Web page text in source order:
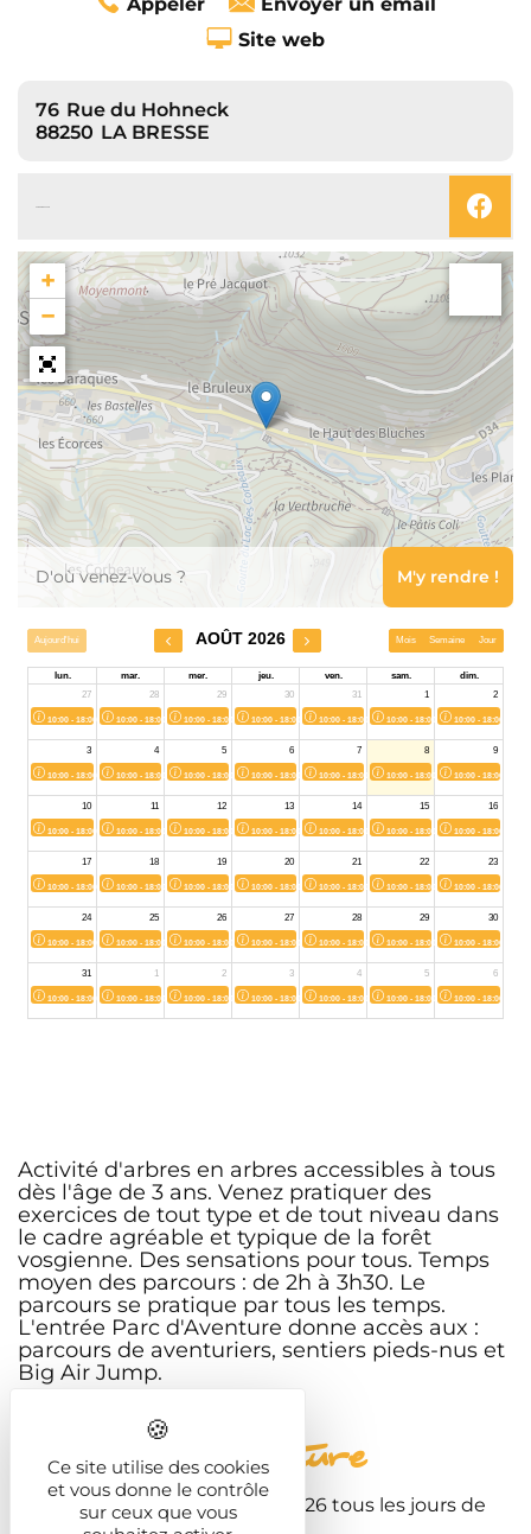
Site web
76 Rue du Hohneck
88250 LA BRESSE
+
−
Activité d'arbres en arbres accessibles à tous
dès l'âge de 3 ans. Venez pratiquer des
exercices de tout type et de tout niveau dans
le cadre agréable et typique de la forêt
vosgienne. Des sensations pour tous. Temps
moyen des parcours : de 2h à 3h30. Le
parcours se pratique par tous les temps.
L'entrée Parc d'Aventure donne accès aux :
parcours de aventuriers, sentiers pieds-nus et
Big Air Jump.
Période d'ouverture
Du 4 juillet au 31 décembre 2026 tous les jours de
Ce site utilise des cookies
et vous donne le contrôle
sur ceux que vous